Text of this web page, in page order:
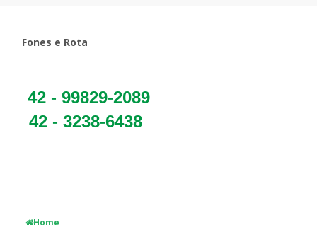
Fones e Rota
42 - 99829-2089
42 - 3238-6438